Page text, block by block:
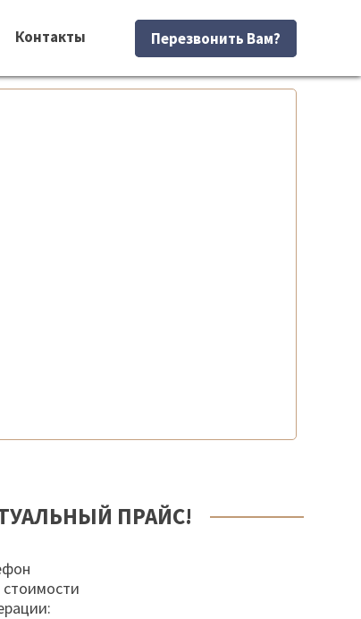
Перезвонить Вам?
Контакты
ПРАЙС!